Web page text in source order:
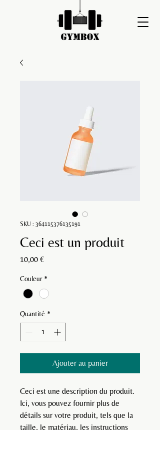
SKU : 364115376135191
Ceci est un produit
10,00 €Prix
Couleur *
Quantité *
Ajouter au panier
Ceci est une description du produit.
Ici, vous pouvez fournir plus de
détails sur votre produit, tels que la
taille, le matériau, les instructions